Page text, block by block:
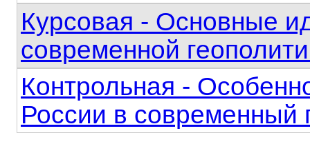
Курсовая - Основные
современной
Контрольная -
России в современный